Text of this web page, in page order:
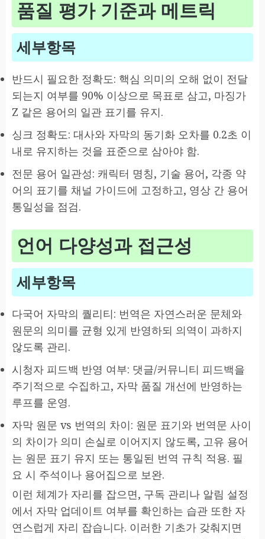
품질 평가 기준과 메트릭
세부항목
반드시 필요한 정확도: 핵심 의미의 오해 없이 전달
되는지 여부를 90% 이상으로 목표로 삼고, 마징가
Z 같은 용어의 일관 표기를 유지.
싱크 정확도: 대사와 자막의 동기화 오차를 0.2초 이
내로 유지하는 것을 표준으로 삼아야 함.
전문 용어 일관성: 캐릭터 명칭, 기술 용어, 각종 약
어의 표기를 채널 가이드에 고정하고, 영상 간 용어
통일성을 점검.
언어 다양성과 접근성
세부항목
다국어 자막의 퀄리티: 번역은 자연스러운 문체와
원문의 의미를 균형 있게 반영하되 의역이 과하지
않도록 관리.
시청자 피드백 반영 여부: 댓글/커뮤니티 피드백을
주기적으로 수집하고, 자막 품질 개선에 반영하는
루프를 운영.
자막 원문 vs 번역의 차이: 원문 표기와 번역문 사이
의 차이가 의미 손실로 이어지지 않도록, 고유 용어
는 원문 표기 유지 또는 통일된 번역 규칙 적용. 필
요 시 주석이나 용어집으로 보완.
이런 체계가 자리를 잡으면, 구독 관리나 알림 설정
에서 자막 업데이트 여부를 확인하는 습관 또한 자
연스럽게 자리 잡습니다. 이러한 기초가 갖춰지면